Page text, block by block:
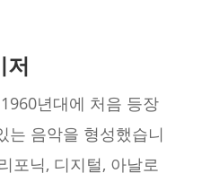
저
년대에 처음 등장
는 음악을 형성했습니
포닉, 디지털, 아날로